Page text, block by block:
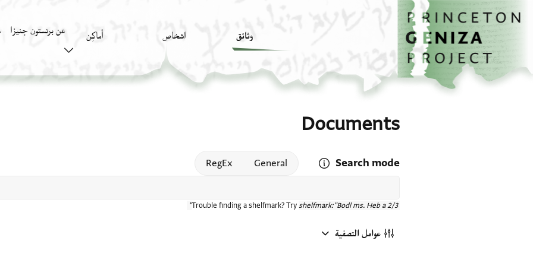
تخطي إلى المحتوى الرئيسي
الصفحة الرئيسية
وثائق اشخاص أَماكِن عن برنستون جنيزا
Documents
Search mode
Open search mode help
General
RegEx
Trouble finding a shelfmark? Try shelfmark:"Bodl ms. Heb a 2/3"
عوامل التصفية